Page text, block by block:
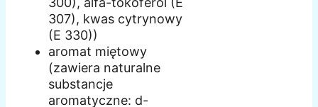
307), kwas cytrynowy
(E 330))
aromat miętowy
(zawiera naturalne
substancje
aromatyczne: d-